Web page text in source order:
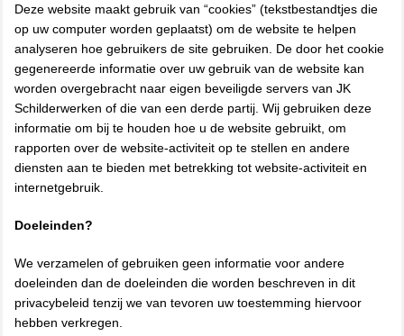
Deze website maakt gebruik van “cookies” (tekstbestandtjes die
op uw computer worden geplaatst) om de website te helpen
analyseren hoe gebruikers de site gebruiken. De door het cookie
gegenereerde informatie over uw gebruik van de website kan
worden overgebracht naar eigen beveiligde servers van JK
Schilderwerken of die van een derde partij. Wij gebruiken deze
informatie om bij te houden hoe u de website gebruikt, om
rapporten over de website-activiteit op te stellen en andere
diensten aan te bieden met betrekking tot website-activiteit en
internetgebruik.
Doeleinden?
We verzamelen of gebruiken geen informatie voor andere
doeleinden dan de doeleinden die worden beschreven in dit
privacybeleid tenzij we van tevoren uw toestemming hiervoor
hebben verkregen.